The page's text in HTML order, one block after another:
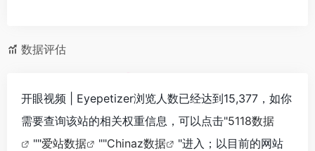
数据评估
开眼视频 | Eyepetizer浏览人数已经达到15,377，如你
需要查询该站的相关权重信息，可以点击"5118数据
""爱站数据 ""Chinaz数据
"进入；以目前的网站